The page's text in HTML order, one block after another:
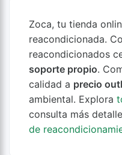
Zoca, tu tienda
reacondicionada.
reacondicionados
soporte propio.
calidad a precio
ambiental. Explora
consulta más
de